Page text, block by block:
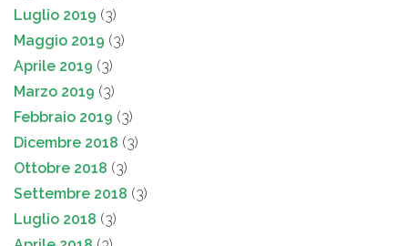
Luglio 2019 (3)
Maggio 2019 (3)
Aprile 2019 (3)
Marzo 2019 (3)
Febbraio 2019 (3)
Dicembre 2018 (3)
Ottobre 2018 (3)
Settembre 2018 (3)
Luglio 2018 (3)